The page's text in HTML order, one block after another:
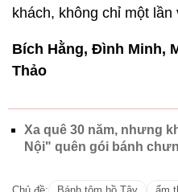
khách, không chỉ một lần
Bích Hằng, Đình Minh,
Thảo
Xa quê 30 năm, nhưng
Nội" quên gói bánh